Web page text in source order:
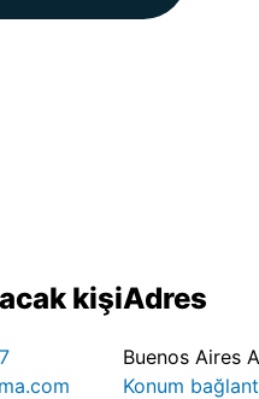
kişiAdres
Buenos Aires
Konum